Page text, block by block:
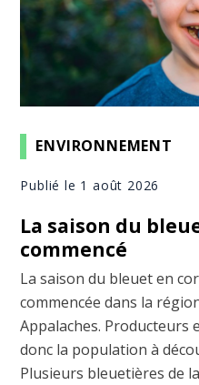
ENVIRONNEMENT
Publié le 1 août 2026
La saison du
commencé
La saison du bleuet en
commencée dans la
Appalaches.
donc la population à
Plusieurs bleuetières de